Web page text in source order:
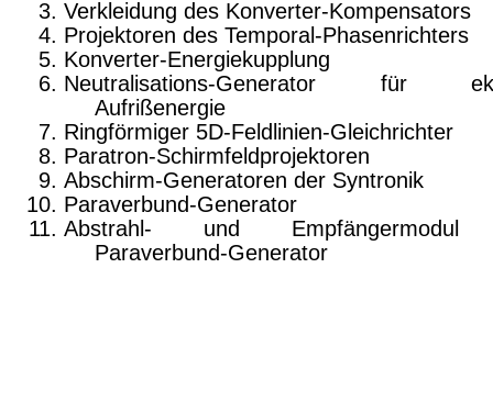
Verkleidung des Konverter-Kompensators
Projektoren des Temporal-Phasenrichters
Konverter-Energiekupplung
Neutralisations-Generator für
Aufrißenergie
Ringförmiger 5D-Feldlinien-Gleichrichter
Paratron-Schirmfeldprojektoren
Abschirm-Generatoren der Syntronik
Paraverbund-Generator
Abstrahl- und
Paraverbund-Generator